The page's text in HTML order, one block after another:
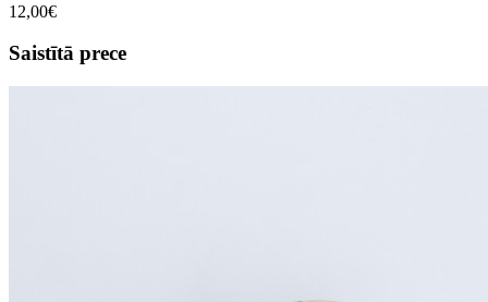
12,00€
Saistītā prece